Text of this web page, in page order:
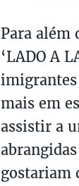
Para além
‘LADO A
mais em
assistir a
gostariam